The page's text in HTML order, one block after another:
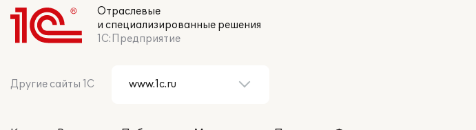
Отраслевые
и специализированные решения
1С:Предприятие
Другие сайты 1С